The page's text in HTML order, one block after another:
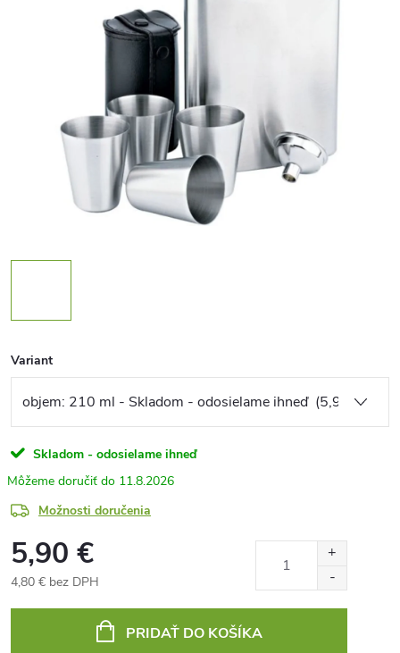
Variant
Skladom - odosielame ihneď
11.8.2026
Možnosti doručenia
5,90 €
4,80 € bez DPH
PRIDAŤ DO KOŠÍKA